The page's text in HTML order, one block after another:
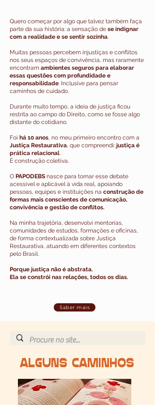
Quero começar por algo que talvez também faça
parte da sua história: a sensação de se indignar
com a realidade e se sentir sozinha
Muitas pessoas percebem injustiças e conflitos
nos seus espaços de convivência, mas raramente
encontram ambientes seguros para elaborar
essas questões com profundidade e
responsabilidade . Inclusive para pensar
caminhos de cuidado.
Durante muito tempo, a ideia de justiça ficou
restrita ao campo do Direito, como se fosse algo
distante do cotidiano.
Foi há 10 anos, no meu primeiro encontro com a
Justiça Restaurativa, que compreendi: justiça é
prática relacional
É construção coletiva.
O PAPODEBS nasce para tornar esse debate
acessível e aplicável à vida real, apoiando
pessoas, equipes e instituições na construção de
formas mais conscientes de comunicação,
convivência e gestão de conflitos.
​Na minha trajetória, desenvolvi mentorias,
comunidades de estudos, formações e oficinas,
de forma contextualizada sobre Justiça
Restaurativa, atuando em diferentes contextos
pelo Brasil.
Porque justiça não é abstrata.
Ela se constrói nas relações, todos os dias.
Saber mais
ALGUNS CAMINHOS